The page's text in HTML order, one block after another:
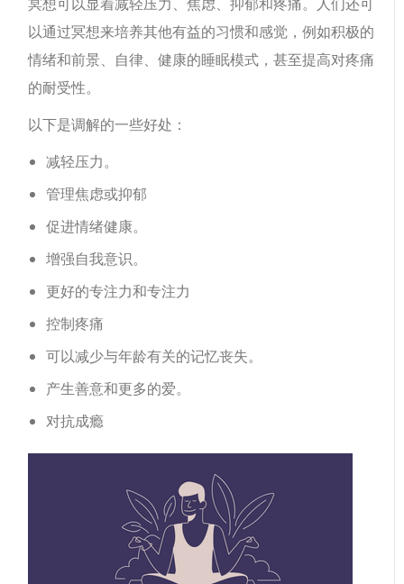
以通过冥想来培养其他有益的习惯和感觉，例如积极的
情绪和前景、自律、健康的睡眠模式，甚至提高对疼痛
的耐受性。
以下是调解的一些好处：
减轻压力。
管理焦虑或抑郁
促进情绪健康。
增强自我意识。
更好的专注力和专注力
控制疼痛
可以减少与年龄有关的记忆丧失。
产生善意和更多的爱。
对抗成瘾